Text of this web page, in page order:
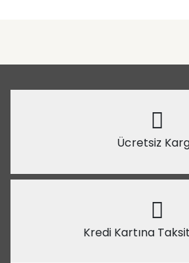
Ücretsiz
Kredi Kartına